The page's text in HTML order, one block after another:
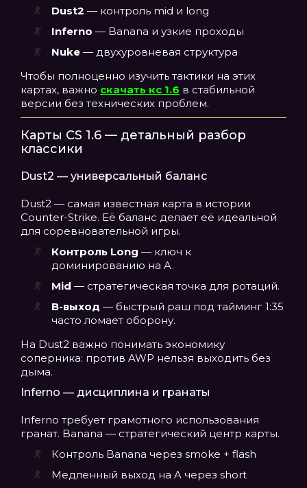
Dust2 — контроль mid и long
Inferno — Banana и узкие проходы
Nuke — двухуровневая структура
Чтобы полноценно изучить тактики на этих
картах, важно скачать кс 1.6 в стабильной
версии без технических проблем.
Карты CS 1.6 — детальный разбор
классики
Dust2 — универсальный баланс
Dust2 — самая известная карта в истории
Counter-Strike. Её баланс делает её идеальной
для соревновательной игры.
Контроль Long — ключ к
доминированию на A.
Mid — стратегическая точка для ротаций.
B-выход — быстрый раш под тайминг 1:35
часто ломает оборону.
На Dust2 важно понимать экономику
соперника: против AWP нельзя выходить без
дыма.
Inferno — дисциплина и гранаты
Inferno требует грамотного использования
гранат. Banana — стратегический центр карты.
Контроль Banana через smoke + flash
Медленный выход на A через short